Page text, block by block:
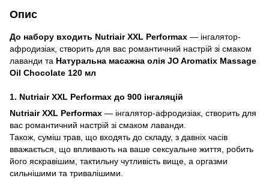
Опис
До набору входить Nutriair XXL Performax — інгалятор-
афродизіак, створить для вас романтичний настрій зі смаком
лаванди та Натуральна масажна олія JO Aromatix Massage
Oil Chocolate 120 мл
1. Nutriair XXL Performax до 900 інгаляцій
Nutriair XXL Performax — інгалятор-афродизіак, створить для
вас романтичний настрій зі смаком лаванди.
Також, суміш трав, що входять до складу, з давніх часів
вважається, що впливають на ваше сексуальне життя, робить
його яскравішим, тактильну чутливість вище, а оргазми
сильнішими та тривалішими.